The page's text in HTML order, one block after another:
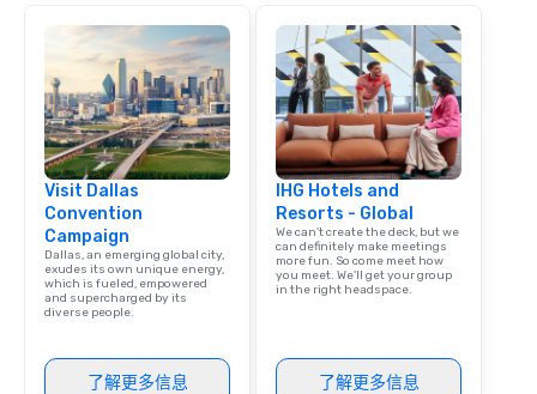
Visit Dallas
Convention
Campaign
Dallas, an emerging global city,
exudes its own unique energy,
which is fueled, empowered
and supercharged by its
diverse people.
了解更多信息
IHG Hotels and
Resorts - Global
We can't create the deck, but we
can definitely make meetings
more fun. So come meet how
you meet. We'll get your group
in the right headspace.
了解更多信息